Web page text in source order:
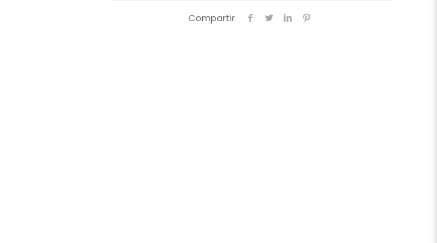
Compartir